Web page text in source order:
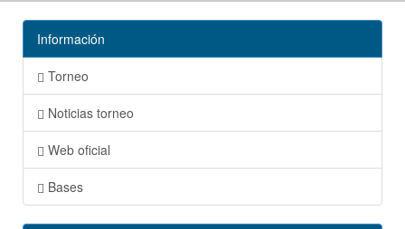
Información
Torneo
Noticias torneo
Web oficial
Bases